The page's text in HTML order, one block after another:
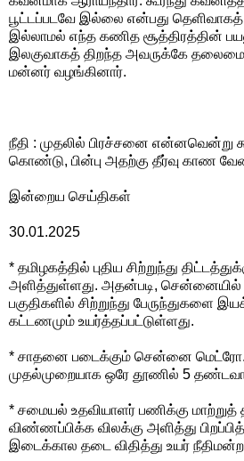
பூட்டப்படவே இல்லை என்பது தெளிவாகத்
இல்லாமல் எந்த கணித சூத்திரத்தின்
இலகுவாகத் திறந்த அவருக்கே
மன்னர் வழங்கினார்.
நீதி : முதலில் பிரச்சனை என்னவென்று
கொண்டு, பின்பு அதற்கு தீர்வு காண
இன்றைய செய்திகள்
30.01.2025
* தமிழகத்தில் புதிய சிற்றுந்து
அளித்துள்ளது. அதன்படி, சென்னையில்
பகுதிகளில் சிற்றுந்து பேருந்துகளை
கட்டணமும் உயர்த்தப்பட்டுள்ளது.
* சாதனை படைக்கும் சென்னை மெட்ரோ..
முதல்முறையாக ஒரே தூணில் 5
* சமையல் உதவியாளர் பணிக்கு மாற்றுத்
விண்ணப்பிக்க விலக்கு அளித்து
இடைக்கால தடை விதித்து உயர்